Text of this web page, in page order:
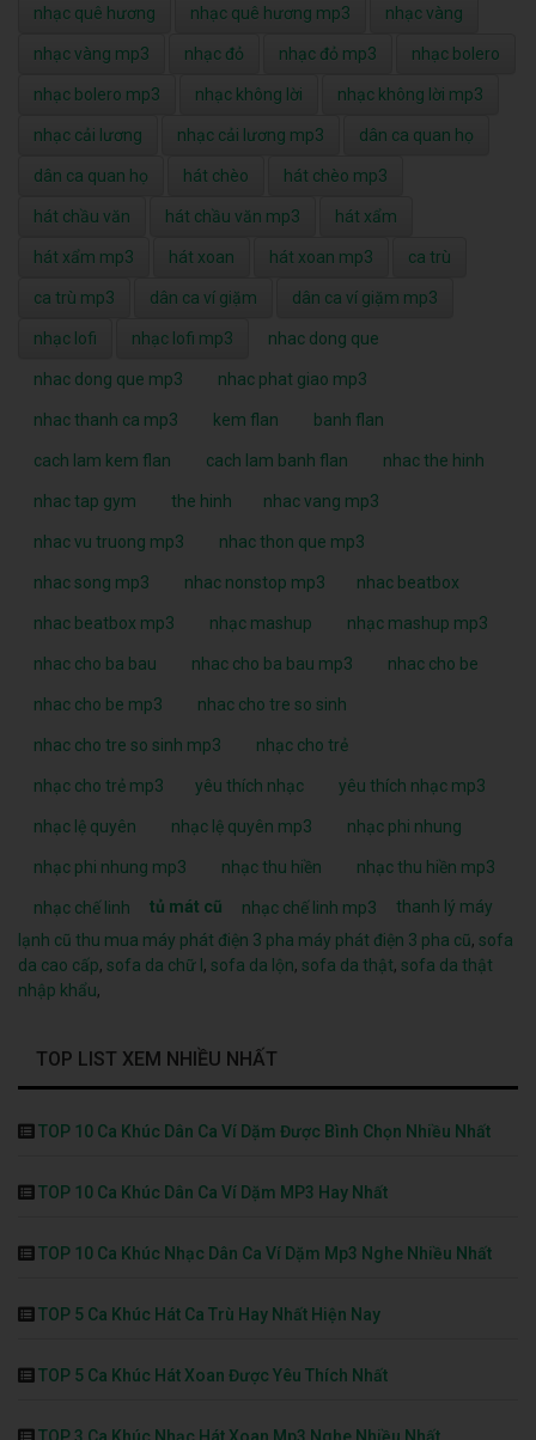
nhạc quê hương nhạc quê hương mp3 nhạc vàng
nhạc vàng mp3 nhạc đỏ nhạc đỏ mp3 nhạc bolero
nhạc bolero mp3 nhạc không lời nhạc không lời mp3
nhạc cải lương nhạc cải lương mp3 dân ca quan họ
dân ca quan họ hát chèo hát chèo mp3
hát chầu văn hát chầu văn mp3 hát xẩm
hát xẩm mp3 hát xoan hát xoan mp3 ca trù
ca trù mp3 dân ca ví giặm dân ca ví giặm mp3
nhạc lofi nhạc lofi mp3 nhac dong que
nhac dong que mp3 nhac phat giao mp3
nhac thanh ca mp3 kem flan banh flan
cach lam kem flan cach lam banh flan nhac the hinh
nhac tap gym the hinh nhac vang mp3
nhac vu truong mp3 nhac thon que mp3
nhac song mp3 nhac nonstop mp3 nhac beatbox
nhac beatbox mp3 nhạc mashup nhạc mashup mp3
nhac cho ba bau nhac cho ba bau mp3 nhac cho be
nhac cho be mp3 nhac cho tre so sinh
nhac cho tre so sinh mp3 nhạc cho trẻ
nhạc cho trẻ mp3 yêu thích nhạc yêu thích nhạc mp3
nhạc lệ quyên nhạc lệ quyên mp3 nhạc phi nhung
nhạc phi nhung mp3 nhạc thu hiền nhạc thu hiền mp3
nhạc chế linh tủ mát cũ nhạc chế linh mp3
thanh lý máy
lạnh cũ thu mua máy phát điện 3 pha máy phát điện 3 pha cũ, sofa
da cao cấp, sofa da chữ l , sofa da lộn, sofa da thật, sofa da thật
nhập khẩu,
TOP LIST XEM NHIỀU NHẤT
TOP 10 Ca Khúc Dân Ca Ví Dặm Được Bình Chọn Nhiều Nhất
TOP 10 Ca Khúc Dân Ca Ví Dặm MP3 Hay Nhất
TOP 10 Ca Khúc Nhạc Dân Ca Ví Dặm Mp3 Nghe Nhiều Nhất
TOP 5 Ca Khúc Hát Ca Trù Hay Nhất Hiện Nay
TOP 5 Ca Khúc Hát Xoan Được Yêu Thích Nhất